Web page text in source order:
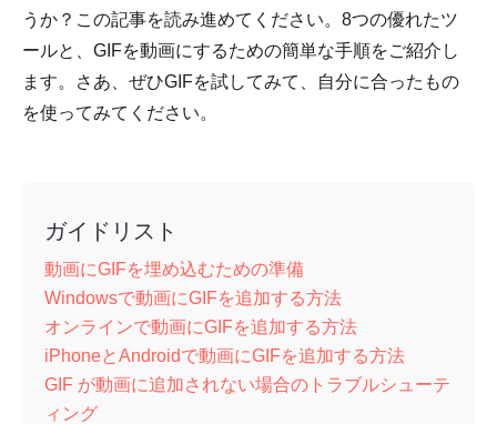
うか？この記事を読み進めてください。8つの優れたツ
ールと、GIFを動画にするための簡単な手順をご紹介し
ます。さあ、ぜひGIFを試してみて、自分に合ったもの
を使ってみてください。
ガイドリスト
動画にGIFを埋め込むための準備
Windowsで動画にGIFを追加する方法
オンラインで動画にGIFを追加する方法
iPhoneとAndroidで動画にGIFを追加する方法
GIF が動画に追加されない場合のトラブルシューテ
ィング